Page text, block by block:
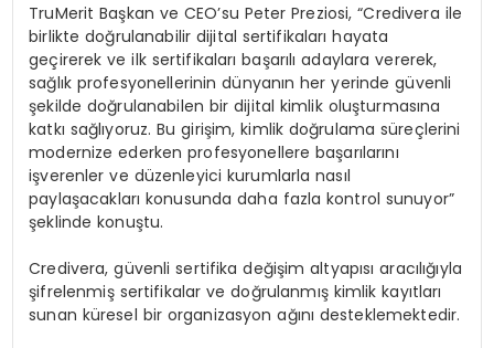
TruMerit Başkan ve CEO’su Peter Preziosi, “Credivera ile
birlikte doğrulanabilir dijital sertifikalarıhayata
geçirerek ve ilk sertifikalarıbaşarılıadaylara vererek,
sağlık profesyonellerinin dünyanın her yerinde güvenli
şekilde doğrulanabilen bir dijital kimlik oluşturmasına
katkı sağlıyoruz. Bu girişim, kimlik doğrulama süreçlerini
modernize ederken profesyonellere başarılarını
işverenler ve düzenleyici kurumlarla nasıl
paylaşacaklarıkonusunda daha fazla kontrol sunuyor”
şeklinde konuştu.
Credivera, güvenli sertifika değişim altyapısıaracılığıyla
şifrelenmiş sertifikalar ve doğrulanmış kimlik kayıtları
sunan küresel bir organizasyon ağını desteklemektedir.